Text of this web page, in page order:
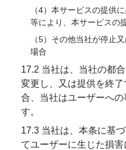
（4）本サービスの提供
等により、本サービスの
（5）その他当社が停止
場合
17.2 当社は、当社の都
変更し、又は提供を終
合、当社はユーザーへ
す。
17.3 当社は、本条に基
てユーザーに生じた損